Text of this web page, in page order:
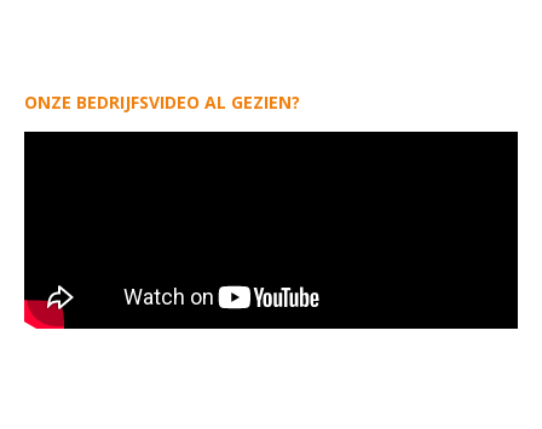
ONZE BEDRIJFSVIDEO AL GEZIEN?